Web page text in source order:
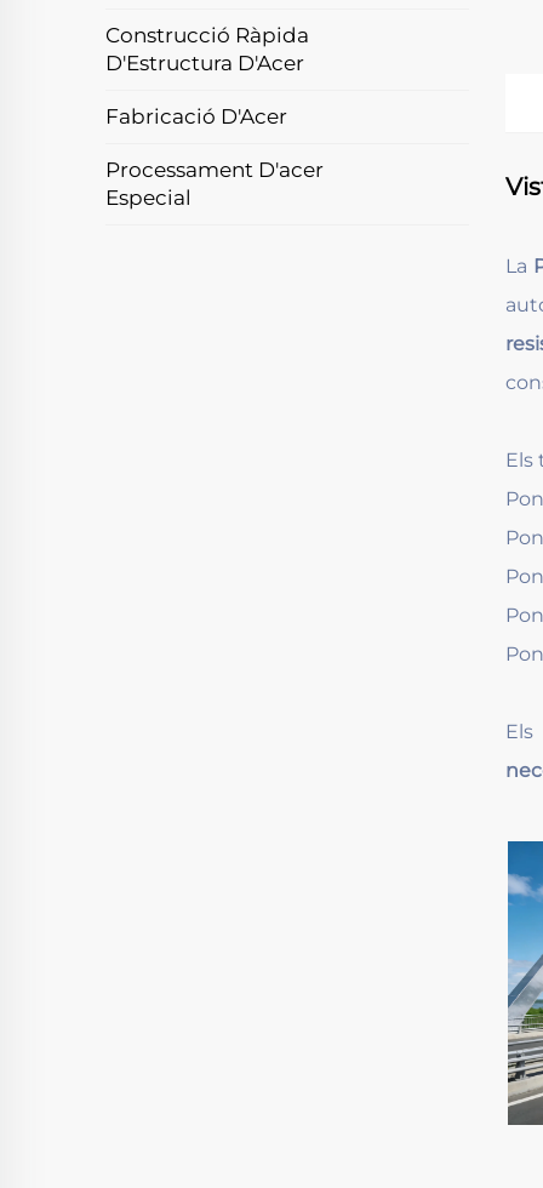
Construcció Ràpida
D'Estructura D'Acer
Fabricació D'Acer
Processament D'acer
Especial
La
Els